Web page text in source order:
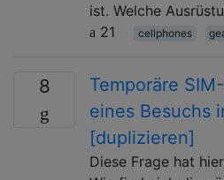
ist. Welche
21
cellphones
8
Temporäre
eines Besuchs
[duplizieren]
Diese Frage hat